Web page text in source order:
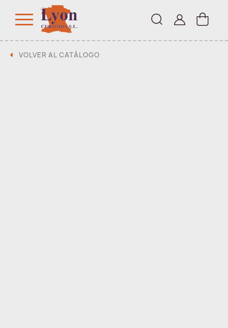
VOLVER AL CATÁLOGO